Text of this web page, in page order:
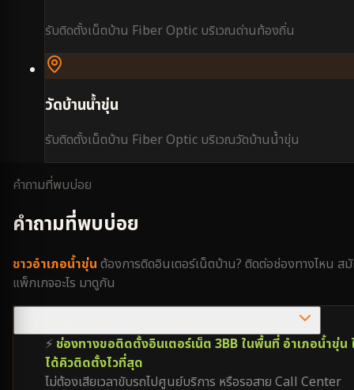
รับติดตั้งเน็ตบ้าน Fiber Optic บริเวณด่านท้องถิ่น
วัดบ้านน้ำขุ่น
รับติดตั้งเน็ตบ้าน Fiber Optic บริเวณวัดบ้านน้ำขุ่น
คำถามที่พบบ่อย
คำถามที่พบบ่อย
ชาวอำเภอน้ำขุ่น ต้องการติดอินเตอร์เน็ตบ้าน? ติดต่อช่องทางไหน ส
แพ็กเกจอะไร มาดูกัน
⚡ ช่องทางขอติดตั้งอินเตอร์เน็ต 3BB ในพื้นที่ อำเภอน้ำขุ่น
ได้คิวติดตั้งไวที่สุด
ไม่ต้องเสียเวลาขับรถไปศูนย์บริการ หรือรอสาย Call Center